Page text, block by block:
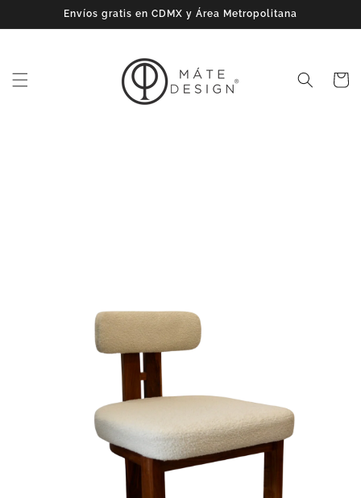
directamente
al contenido
Envíos gratis en CDMX y Área Metropolitana
Carrito